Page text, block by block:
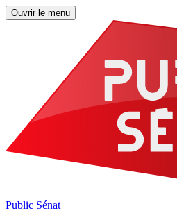
Ouvrir le menu
Public Sénat